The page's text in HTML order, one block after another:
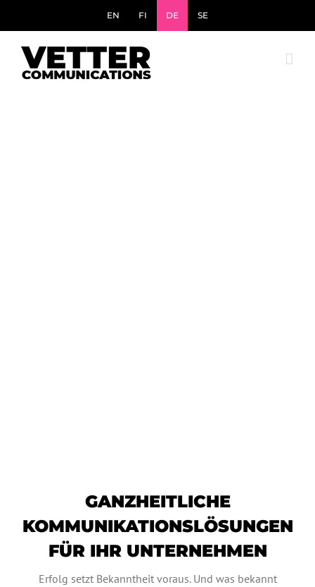
EN FI DE SE
GANZHEITLICHE
KOMMUNIKATIONSLÖSUNGEN
FÜR IHR UNTERNEHMEN
Erfolg setzt Bekanntheit voraus. Und was bekannt